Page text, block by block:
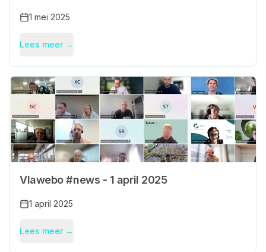
1 mei 2025
Lees meer →
Vlawebo #news - 1 april 2025
1 april 2025
Lees meer →